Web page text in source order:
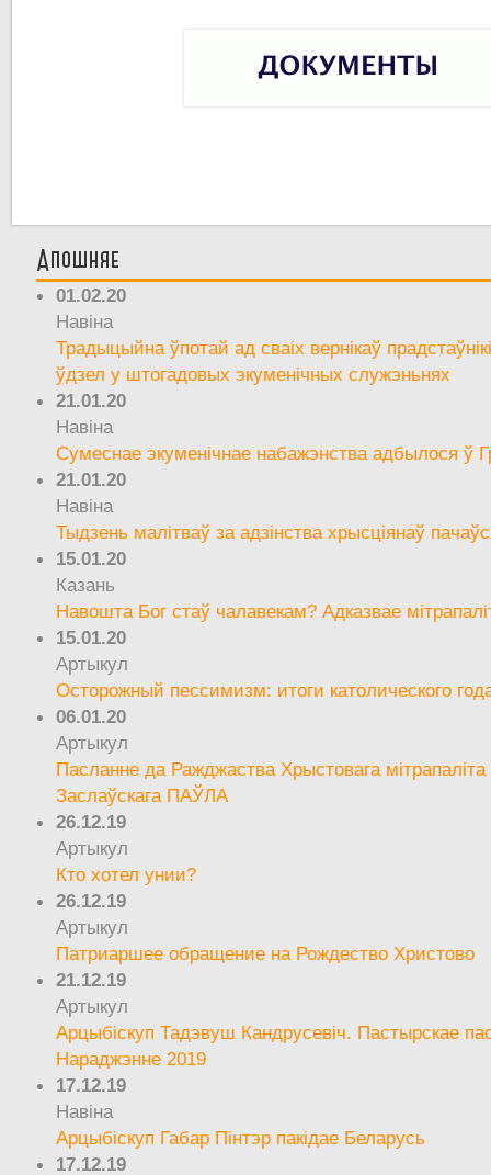
Апошняе
01.02.20
Навіна
Традыцыйна ўпотай ад сваіх вернікаў
ўдзел у штогадовых экуменічных служэньнях
21.01.20
Навіна
Сумеснае экуменічнае набажэнства адбылося ў
21.01.20
Навіна
Тыдзень малітваў за адзінства хрысціянаў
15.01.20
Казань
Навошта Бог стаў чалавекам? Адказвае
15.01.20
Артыкул
Осторожный пессимизм: итоги католического
06.01.20
Артыкул
Пасланне да Ражджаства Хрыстовага мітрапаліта
Заслаўскага ПАЎЛА
26.12.19
Артыкул
Кто хотел унии?
26.12.19
Артыкул
Патриаршее обращение на Рождество Христово
21.12.19
Артыкул
Арцыбіскуп Тадэвуш Кандрусевіч. Пастырскае
Нараджэнне 2019
17.12.19
Навіна
Арцыбіскуп Габар Пінтэр пакідае Беларусь
17.12.19